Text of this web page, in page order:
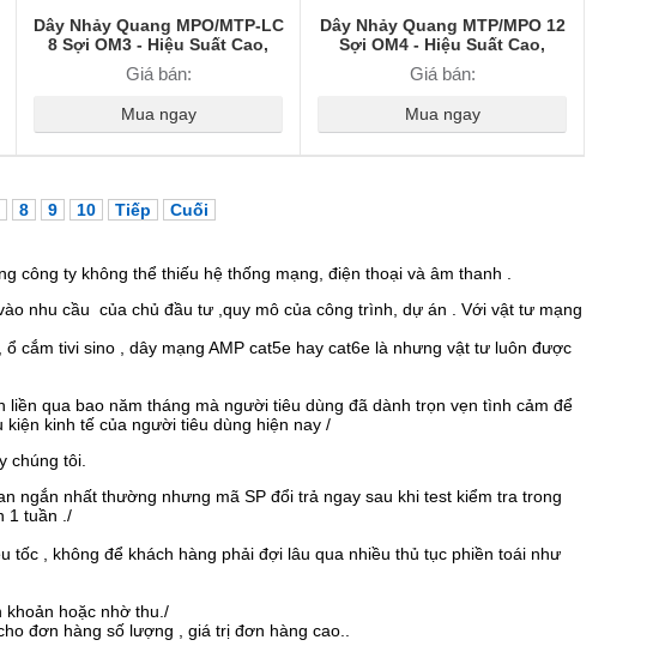
Dây Nhảy Quang MPO/MTP-LC
8 Sợi OM3 - Hiệu Suất Cao,
Chuẩn MTP/MPO-LC, Truyền
Tín Hiệu Ổn Định
Giá bán:
Mua ngay
Dây Nhảy Quang MTP/MPO 12
Sợi OM4 - Hiệu Suất Cao,
Chuẩn MTP/MPO - MTP/MPO,
Truyền Tín Hiệu Ổn Định
Giá bán:
Mua ngay
8 9 10 Tiếp Cuối
công ty không thể thiếu hệ thống mạng, điện thoại và âm thanh .
nhu cầu của chủ đầu tư ,quy mô của công trình, dự án . Với vật tư mạng
cắm tivi sino , dây mạng AMP cat5e hay cat6e là nhưng vật tư luôn được
qua bao năm tháng mà người tiêu dùng đã dành trọn vẹn tình cảm để
kinh tế của người tiêu dùng hiện nay /
chúng tôi.
nhất thường nhưng mã SP đổi trả ngay sau khi test kiểm tra trong
1 tuần ./
, không để khách hàng phải đợi lâu qua nhiều thủ tục phiền toái như
khoản hoặc nhờ thu./
đơn hàng số lượng , giá trị đơn hàng cao..